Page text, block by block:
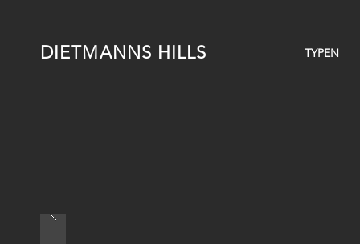
DIETMANNS HILLS TYPEN